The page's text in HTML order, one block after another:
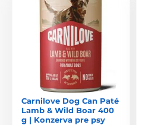
Carnilove Dog Can Paté
Lamb & Wild Boar 400
g | Konzerva pre psy